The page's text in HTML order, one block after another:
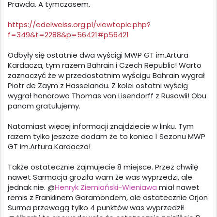
Prawda. A tymczasem.
https://edelweiss.org.pl/viewtopic.php?
f=349&t=2288&p=56421#p56421
Odbyły się ostatnie dwa wyścigi MWP GT im.Artura
Kardacza, tym razem Bahrain i Czech Republic! Warto
zaznaczyć że w przedostatnim wyścigu Bahrain wygrał
Piotr de Zaym z Hasselandu. Z kolei ostatni wyścig
wygrał honorowo Thomas von Lisendorff z Rusowii! Obu
panom gratulujemy.
Natomiast więcej informacji znajdziecie w linku. Tym
razem tylko jeszcze dodam że to koniec 1 Sezonu MWP
GT im.Artura Kardacza!
Także ostatecznie zajmujecie 8 miejsce. Przez chwilę
nawet Sarmacja groziła wam że was wyprzedzi, ale
jednak nie. @Henryk Ziemiański-Wieniawa miał nawet
remis z Franklinem Garamondem, ale ostatecznie Orjon
Surma przewagą tylko 4 punktów was wyprzedził